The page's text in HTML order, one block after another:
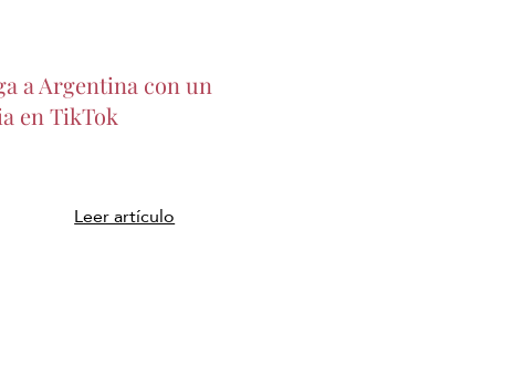
a Argentina con un
en TikTok
Leer artículo